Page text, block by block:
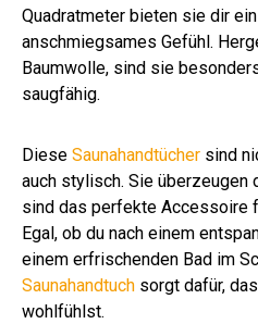
Quadratmeter bieten sie dir
anschmiegsames Gefühl.
Baumwolle, sind sie
saugfähig.
Diese Saunahandtücher sind
auch stylisch. Sie überzeugen
sind das perfekte Accessoire
Egal, ob du nach einem
einem erfrischenden Bad im
Saunahandtuch sorgt dafür,
wohlfühlst.